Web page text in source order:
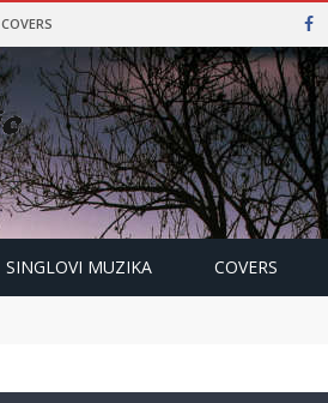
COVERS
SINGLOVI MUZIKA COVERS